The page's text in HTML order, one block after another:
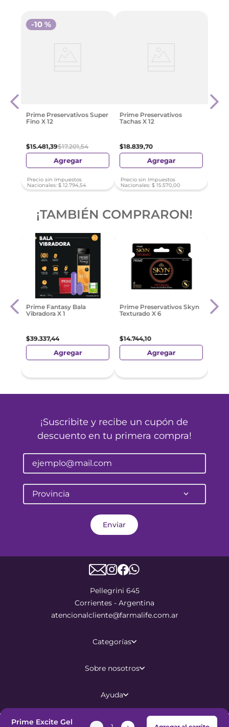
Prime Excite Gel
Prime Preservativos Super
Fino X 12
$15.481,39$17.201,54
-10 %
Agregar
Precio sin Impuestos
Nacionales: $ 12.794,54
Prime Preservativos
Tachas X 12
$18.839,70
Agregar
Precio sin Impuestos
Nacionales: $ 15.570,00
¡TAMBIÉN COMPRARON!
Ml
Prime Fantasy Bala
Vibradora X 1
$39.337,44
Agregar
Prime Preservativos Skyn
Texturado X 6
$14.744,10
Agregar
¡Suscribite y recibe un cupón de
descuento en tu primera compra!
Provincia
Enviar
Pellegrini 645
Corrientes - Argentina
atencionalcliente@farmalife.com.ar
Categorías
Sobre nosotros
Ayuda